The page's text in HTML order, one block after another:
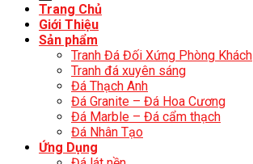
Trang Chủ
Giới Thiệu
Sản phẩm
Tranh Đá Đối Xứng Phòng Khách
Tranh đá xuyên sáng
Đá Thạch Anh
Đá Granite – Đá Hoa Cương
Đá Marble – Đá cẩm thạch
Đá Nhân Tạo
Ứng Dụng